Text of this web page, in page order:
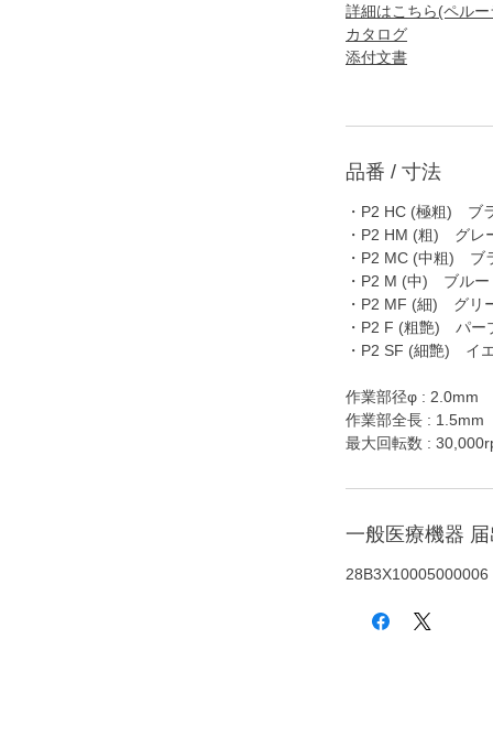
詳細はこちら(ペル
カタログ
添付文書
品番 / 寸法
・P2 HC (極粗) ブ
・P2 HM (粗) グレ
・P2 MC (中粗) ブ
・P2 M (中) ブルー
・P2 MF (細) グリ
・P2 F (粗艶) パー
・P2 SF (細艶) イ
作業部径φ : 2.0mm
作業部全長 : 1.5mm
最大回転数 :
一般医療機器
28B3X10005000006